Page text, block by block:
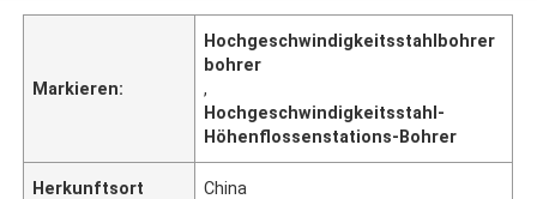
Markieren:
Hochgeschwindigkeitsstahlbohrer
bohrer
,
Hochgeschwindigkeitsstahl-
Höhenflossenstations-Bohrer
Herkunftsort China